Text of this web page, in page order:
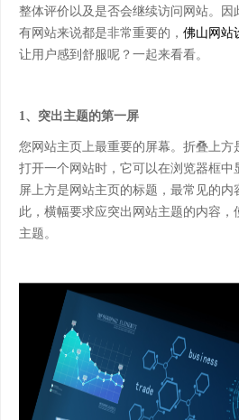
整体评价以及是否会继续访问网站。
有网站来说都是非常重要的， 佛山网站
让用户感到舒服呢？ 一起来看看。
1、突出主题的第一屏
您网站主页上最重要的屏幕。折叠上方
打开一个网站时，它可以在浏览器框
屏上方是网站主页的标题，最常见的内
此，横幅要求应突出网站主题的内容
主题。